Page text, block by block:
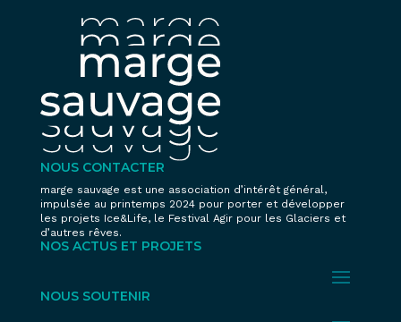
NOUS CONTACTER
marge sauvage est une association d’intérêt général,
impulsée au printemps 2024 pour porter et développer
les projets Ice&Life, le Festival Agir pour les Glaciers et
d’autres rêves.
NOS ACTUS ET PROJETS
NOUS SOUTENIR